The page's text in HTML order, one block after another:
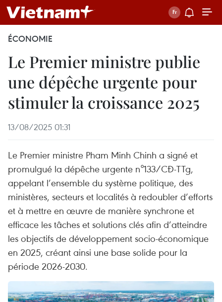
ÉCONOMIE
Le Premier ministre publie
une dépêche urgente pour
stimuler la croissance 2025
13/08/2025 01:31
Le Premier ministre Pham Minh Chinh a signé et
promulgué la dépêche urgente n°133/CĐ-TTg,
appelant l’ensemble du système politique, des
ministères, secteurs et localités à redoubler d’efforts
et à mettre en œuvre de manière synchrone et
efficace les tâches et solutions clés afin d’atteindre
les objectifs de développement socio-économique
en 2025, créant ainsi une base solide pour la
période 2026-2030.